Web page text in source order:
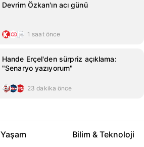
Devrim Özkan'ın acı günü
1 saat önce
Hande Erçel'den sürpriz açıklama:
"Senaryo yazıyorum"
23 dakika önce
Yaşam Bilim & Teknoloji